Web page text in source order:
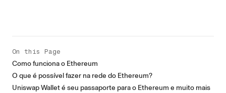
On this Page
Como funciona o Ethereum
O que é possível fazer na rede do Ethereum?
Uniswap Wallet é seu passaporte para o Ethereum e muito mais